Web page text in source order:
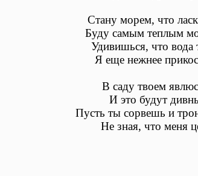
Стану морем, что
Буду самым теплым
Удивишься, что вода
Я еще нежнее
В саду твоем
И это будут
Пусть ты сорвешь и
Не зная, что меня